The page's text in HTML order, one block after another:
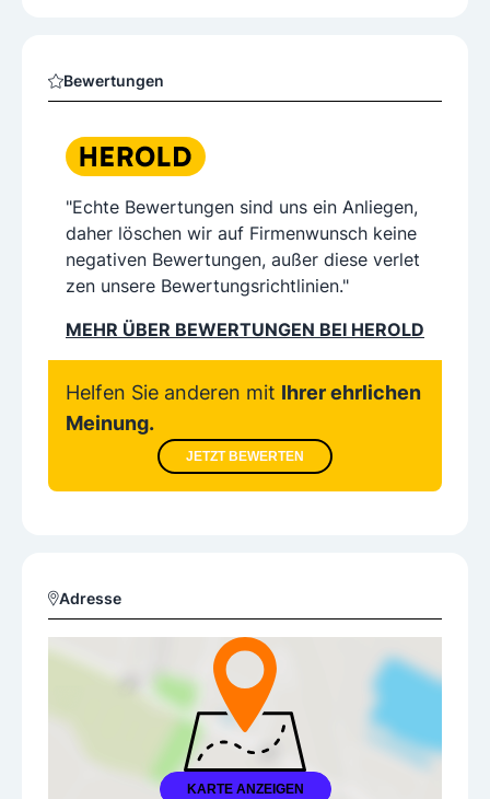
Bewertungen
"Echte Bewertungen sind uns ein Anliegen,
daher löschen wir auf Firmenwunsch keine
negativen Bewertungen, außer diese verlet
zen unsere Bewertungsrichtlinien."
MEHR ÜBER BEWERTUNGEN BEI HEROLD
Helfen Sie anderen mit Ihrer ehrlichen
Meinung.
JETZT BEWERTEN
Adresse
KARTE ANZEIGEN